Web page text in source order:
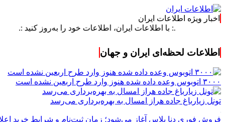
اخبار ویژه اطلاعات ایران
.: با اطلاعات ایران، اطلاعات خود را به‌روز کنید :.
اطلاعات لحظه‌ای ایران و جهان
۳۰۰۰ اتوبوس وعده داده شده هنوز وارد طرح اربعین نشده است
تونل زیارباغ جاده هراز امسال به بهره‌برداری می‌رسد
فروش فوری دنا پلاس آغاز می‌شود؛ زمان ثبت‌نام و شرایط خرید